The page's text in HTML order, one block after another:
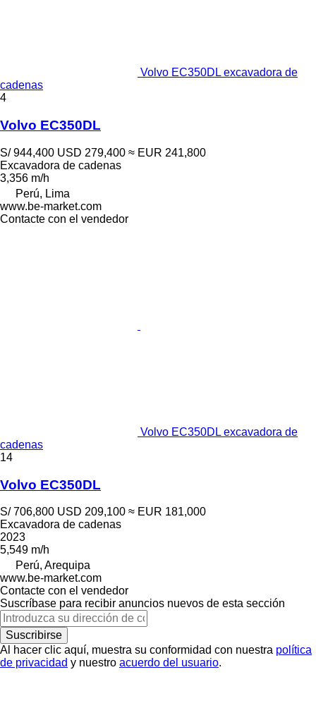
Volvo EC350DL excavadora de
cadenas
4
Volvo EC350DL
S/ 944,400 USD 279,400 ≈ EUR 241,800
Excavadora de cadenas
3,356 m/h
Perú, Lima
www.be-market.com
Contacte con el vendedor
Volvo EC350DL excavadora de
cadenas
14
Volvo EC350DL
S/ 706,800 USD 209,100 ≈ EUR 181,000
Excavadora de cadenas
2023
5,549 m/h
Perú, Arequipa
www.be-market.com
Contacte con el vendedor
Suscríbase para recibir anuncios nuevos de esta sección
Suscribirse
Al hacer clic aquí, muestra su conformidad con nuestra política
de privacidad y nuestro acuerdo del usuario.